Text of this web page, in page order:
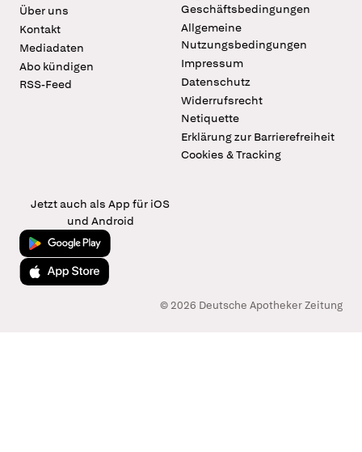
Über uns
Kontakt
Mediadaten
Abo kündigen
RSS-Feed
Geschäftsbedingungen
Allgemeine
Nutzungsbedingungen
Impressum
Datenschutz
Widerrufsrecht
Netiquette
Erklärung zur Barrierefreiheit
Cookies & Tracking
Jetzt auch als App für iOS
und Android
Jetzt bei Google Play
Laden im App Store
© 2026 Deutsche Apotheker Zeitung